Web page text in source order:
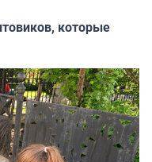
которые